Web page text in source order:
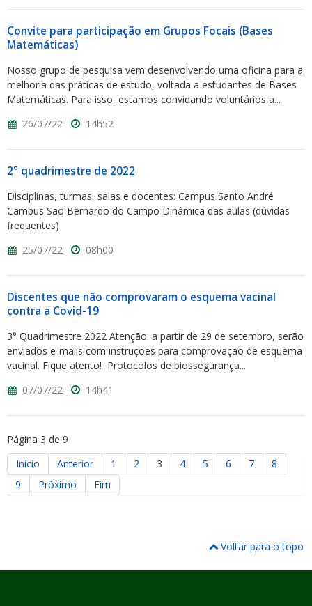
Convite para participação em Grupos Focais (Bases
Matemáticas)
Nosso grupo de pesquisa vem desenvolvendo uma oficina para a
melhoria das práticas de estudo, voltada a estudantes de Bases
Matemáticas. Para isso, estamos convidando voluntários a...
26/07/22
14h52
2° quadrimestre de 2022
Disciplinas, turmas, salas e docentes: Campus Santo André
Campus São Bernardo do Campo Dinâmica das aulas (dúvidas
frequentes)
25/07/22
08h00
Discentes que não comprovaram o esquema vacinal
contra a Covid-19
3° Quadrimestre 2022 Atenção: a partir de 29 de setembro, serão
enviados e-mails com instruções para comprovação de esquema
vacinal. Fique atento! Protocolos de biossegurança...
07/07/22
14h41
Página 3 de 9
Início
Anterior 1 2 3 4 5 6 7
8
9
Próximo Fim
Voltar para o topo